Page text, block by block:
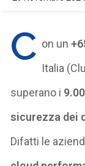
C on un
Italia
superano i
sicurezza dei
Difatti le